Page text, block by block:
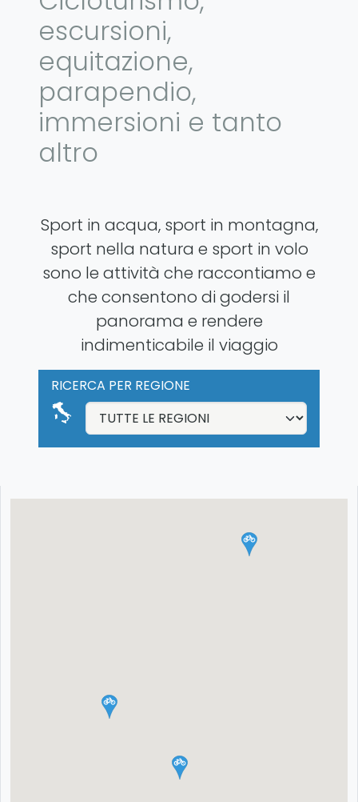
escursioni,
equitazione,
parapendio,
immersioni e tanto
altro
Sport in acqua, sport in montagna,
sport nella natura e sport in volo
sono le attività che raccontiamo e
che consentono di godersi il
panorama e rendere
indimenticabile il viaggio
RICERCA PER REGIONE